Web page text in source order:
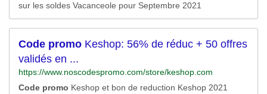
sur les soldes Vacanceole pour Septembre 2021
Code promo Keshop: 56% de réduc + 50 offres
validés en ...
https://www.noscodespromo.com/store/keshop.com
Code promo Keshop et bon de reduction Keshop 2021